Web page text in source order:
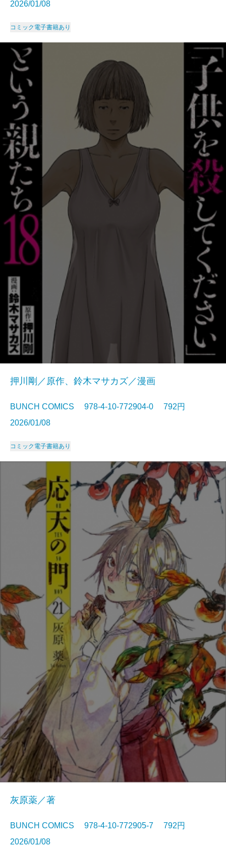
2026/01/08
コミック 電子書籍あり
押川剛／原作、鈴木マサカズ／漫画
BUNCH COMICS 978-4-10-772904-0 792円
2026/01/08
コミック 電子書籍あり
灰原薬／著
BUNCH COMICS 978-4-10-772905-7 792円
2026/01/08